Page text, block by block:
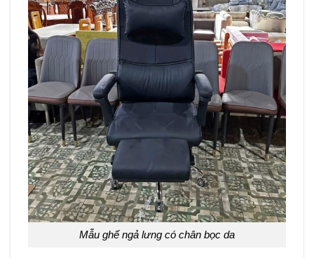
Mẫu ghế ngả lưng có chân bọc da